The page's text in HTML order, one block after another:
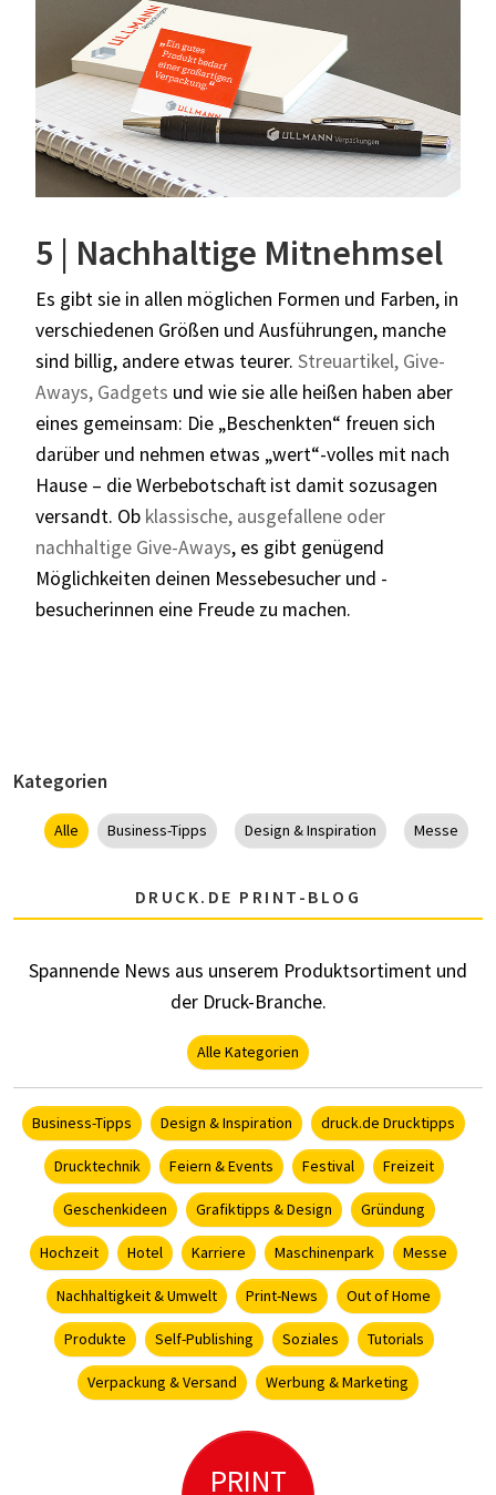
5 | Nachhaltige Mitnehmsel
Es gibt sie in allen möglichen Formen und Farben, in
verschiedenen Größen und Ausführungen, manche
sind billig, andere etwas teurer. Streuartikel, Give-
Aways, Gadgets und wie sie alle heißen haben aber
eines gemeinsam: Die „Beschenkten“ freuen sich
darüber und nehmen etwas „wert“-volles mit nach
Hause – die Werbebotschaft ist damit sozusagen
versandt. Ob klassische, ausgefallene oder
nachhaltige Give-Aways, es gibt genügend
Möglichkeiten deinen Messebesucher und -
besucherinnen eine Freude zu machen.
Kategorien
Alle Business-Tipps Design & Inspiration Messe
DRUCK.DE PRINT-BLOG
Spannende News aus unserem Produktsortiment und
der Druck-Branche.
Alle Kategorien
Business-Tipps Design & Inspiration druck.de Drucktipps
Drucktechnik Feiern & Events Festival Freizeit
Geschenkideen Grafiktipps & Design Gründung
Hochzeit Hotel Karriere Maschinenpark Messe
Nachhaltigkeit & Umwelt Print-News Out of Home
Produkte Self-Publishing Soziales Tutorials
Verpackung & Versand Werbung & Marketing
PRINT